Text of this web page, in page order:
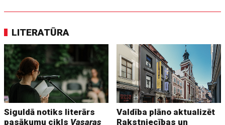
LITERATŪRA
Siguldā notiks literārs
pasākumu cikls Vasaras
Valdība plāno aktualizēt
Rakstniecības un